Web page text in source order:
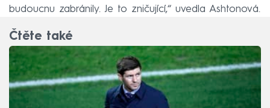
budoucnu zabránily. Je to zničující,“ uvedla Ashtonová.
Čtěte také